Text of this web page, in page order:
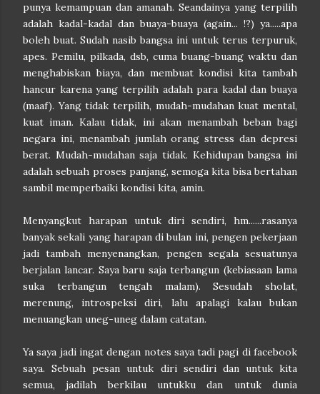
punya kemampuan dan amanah. Seandainya yang terpilih
adalah kadal-kadal dan buaya-buaya (again... !?) ya.....apa
boleh buat. Sudah nasib bangsa ini untuk terus terpuruk,
apes. Pemilu, pilkada, dsb, cuma buang-buang waktu dan
menghabiskan biaya, dan membuat kondisi kita tambah
hancur karena yang terpilih adalah para kadal dan buaya
(maaf). Yang tidak terpilih, mudah-mudahan kuat mental,
kuat iman. Kalau tidak, ini akan menambah beban bagi
negara ini, menambah jumlah orang stress dan depresi
berat. Mudah-mudahan saja tidak. Kehidupan bangsa ini
adalah sebuah proses panjang, semoga kita bisa bertahan
sambil memperbaiki kondisi kita, amin.
Menyangkut harapan untuk diri sendiri, hm......rasanya
banyak sekali yang harapan di bulan ini, pengen pekerjaan
jadi tambah menyenangkan, pengen segala sesuatunya
berjalan lancar. Saya baru saja terbangun (kebiasaan lama
suka terbangun tengah malam). Sesudah sholat,
merenung, introspeksi diri, lalu apalagi kalau bukan
menuangkan uneg-uneg dalam catatan.
Ya saya jadi ingat dengan notes saya tadi pagi di facebook
saya. Sebuah pesan untuk diri sendiri dan untuk kita
semua, jadilah berkilau untukku dan untuk dunia